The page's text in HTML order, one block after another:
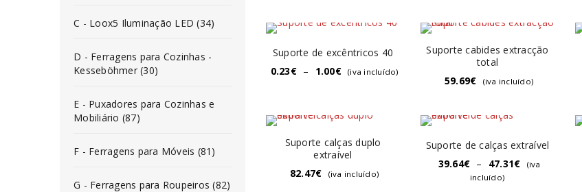
C - Loox5 Iluminação LED (34)
D - Ferragens para Cozinhas -
Kesseböhmer (30)
E - Puxadores para Cozinhas e
Mobiliário (87)
F - Ferragens para Móveis (81)
G - Ferragens para Roupeiros (82)
Suporte de excêntricos 40
0.23€ – 1.00€ (iva incluído)
Suporte cabides extracção
total
59.69€ (iva incluído)
Suporte calças duplo
extraível
82.47€ (iva incluído)
Suporte de calças extraível
39.64€ – 47.31€
(iva
incluído)